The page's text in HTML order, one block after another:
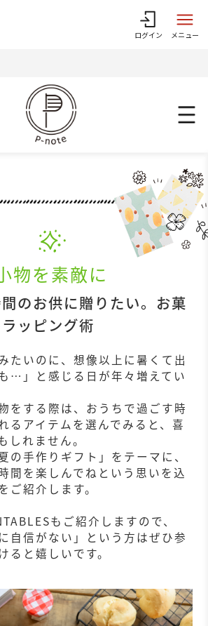
ログイン メニュー
物を素敵に
のお供に贈りたい。お菓
ッピング術
たいのに、想像以上に暑くて出
…」と感じる日が年々増えてい
をする際は、おうちで過ごす時
るアイテムを選んでみると、喜
しれません。
の手作りギフト」をテーマに、
間を楽しんでねという思いを込
ご紹介します。
もご紹介しますので、
自信がない」という方はぜひ参
ると嬉しいです。